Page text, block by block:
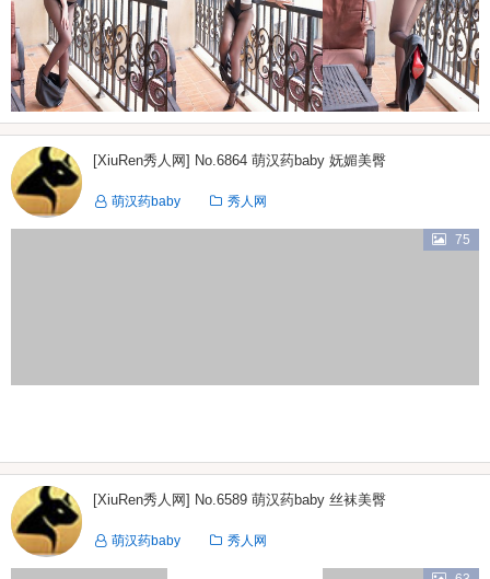
[XiuRen秀人网] No.6864 萌汉药baby 妩媚美臀
萌汉药baby 秀人网
75
[XiuRen秀人网] No.6589 萌汉药baby 丝袜美臀
萌汉药baby 秀人网